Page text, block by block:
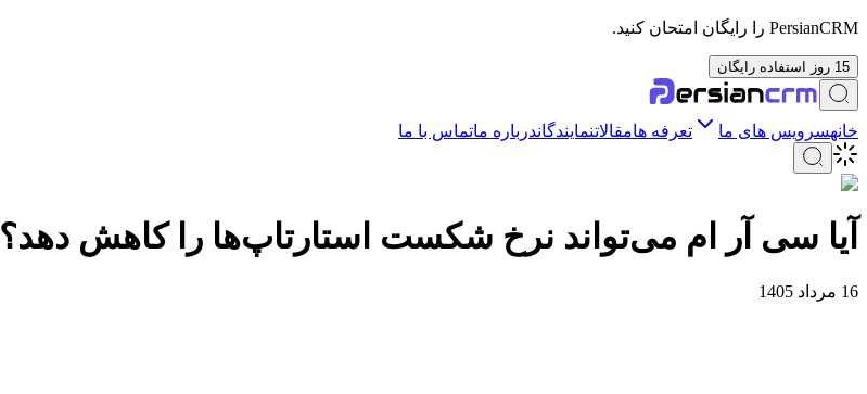
PersianCRM را رایگان امتحان کنید.
15 روز استفاده رایگان
خانهسرویس های ما تعرفه هامقالاتنمایندگاندرباره ماتماس با ما
آیا سی آر ام می‌تواند نرخ شکست استارتاپ‌ها را کاهش دهد؟
16 مرداد 1405